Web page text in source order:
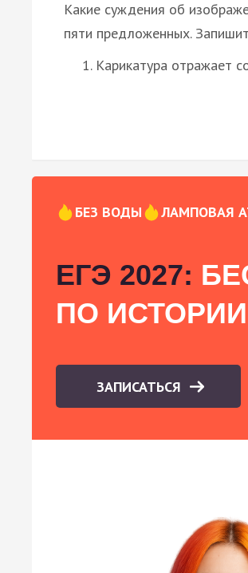
Какие суждения об
пяти предложенных.
Карикатура отражает
БЕЗ ВОДЫ ЛАМПОВАЯ
ЕГЭ 2027:
ПО ИСТОРИИ
ЗАПИСАТЬСЯ